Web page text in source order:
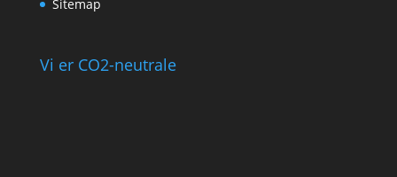
Sitemap
Vi er CO2-neutrale